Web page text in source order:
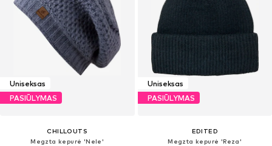
Uniseksas
PASIŪLYMAS
CHILLOUTS
Megzta kepurė 'Nele'
Uniseksas
PASIŪLYMAS
EDITED
Megzta kepurė 'Reza'